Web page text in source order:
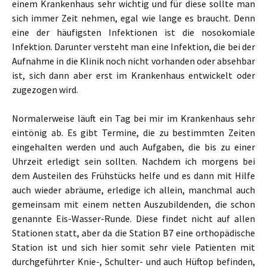
einem Krankenhaus sehr wichtig und für diese sollte man
sich immer Zeit nehmen, egal wie lange es braucht. Denn
eine der häufigsten Infektionen ist die nosokomiale
Infektion. Darunter versteht man eine Infektion, die bei der
Aufnahme in die Klinik noch nicht vorhanden oder absehbar
ist, sich dann aber erst im Krankenhaus entwickelt oder
zugezogen wird.
Normalerweise läuft ein Tag bei mir im Krankenhaus sehr
eintönig ab. Es gibt Termine, die zu bestimmten Zeiten
eingehalten werden und auch Aufgaben, die bis zu einer
Uhrzeit erledigt sein sollten. Nachdem ich morgens bei
dem Austeilen des Frühstücks helfe und es dann mit Hilfe
auch wieder abräume, erledige ich allein, manchmal auch
gemeinsam mit einem netten Auszubildenden, die schon
genannte Eis-Wasser-Runde. Diese findet nicht auf allen
Stationen statt, aber da die Station B7 eine orthopädische
Station ist und sich hier somit sehr viele Patienten mit
durchgeführter Knie-, Schulter- und auch Hüftop befinden,